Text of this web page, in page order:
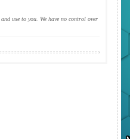
use to you. We have no control over